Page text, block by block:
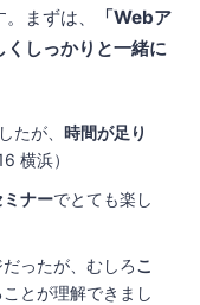
まずは、
「Webア
くしっかりと一緒に
たが、 時間が足り
横浜）
ナーでとても楽し
ったが、むしろこ
とが理解できまし